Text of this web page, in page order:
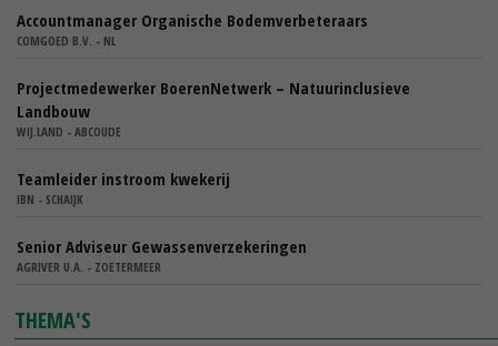
Accountmanager Organische Bodemverbeteraars
COMGOED B.V. - NL
Projectmedewerker BoerenNetwerk – Natuurinclusieve
Landbouw
WIJ.LAND - ABCOUDE
Teamleider instroom kwekerij
IBN - SCHAIJK
Senior Adviseur Gewassenverzekeringen
AGRIVER U.A. - ZOETERMEER
THEMA'S